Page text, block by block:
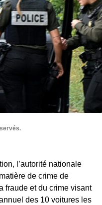
l’autorité nationale
de crime de
fraude et du crime visant
des 10 voitures les